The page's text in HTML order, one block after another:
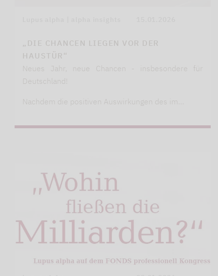
„DIE CHANCEN LIEGEN VOR DER
HAUSTÜR“
Neues Jahr, neue Chancen - insbesondere für
Deutschland!
Nachdem die positiven Auswirkungen des im…